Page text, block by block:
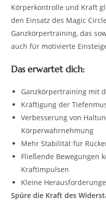
Körperkontrolle und Kraft
den Einsatz des Magic
Ganzkörpertraining, das
auch für motivierte
Das erwartet dich:
Ganzkörpertraining mit
Kräftigung der
Verbesserung von
Körperwahrnehmung
Mehr Stabilität für
Fließende Bewegungen
Kraftimpulsen
Kleine
Spüre die Kraft des